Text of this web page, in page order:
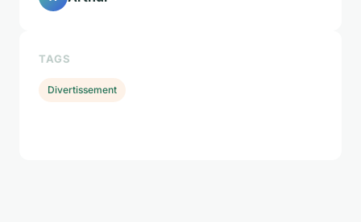
TAGS
Divertissement